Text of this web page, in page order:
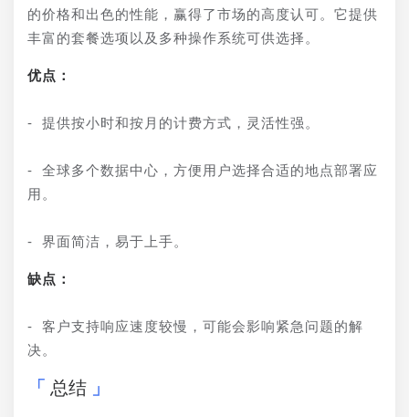
的价格和出色的性能，赢得了市场的高度认可。它提供
丰富的套餐选项以及多种操作系统可供选择。
优点：
- 提供按小时和按月的计费方式，灵活性强。
- 全球多个数据中心，方便用户选择合适的地点部署应
用。
- 界面简洁，易于上手。
缺点：
- 客户支持响应速度较慢，可能会影响紧急问题的解
决。
总结